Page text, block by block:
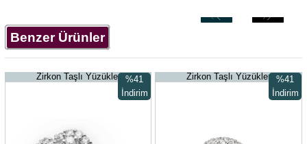
Benzer Ürünler
Zirkon Taşlı Yüzükler %41
İndirim
Zirkon Taşlı Yüzükler %41
İndirim
‹ ›